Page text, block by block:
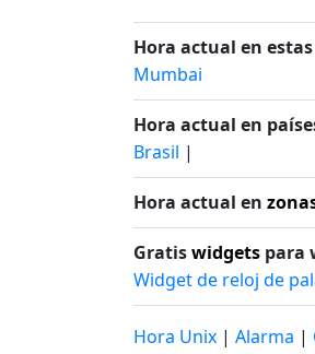
Hora actual en
Mumbai
Hora actual en
Brasil |
Hora actual en
Gratiswidgets para
Widget de reloj de
Hora Unix | Alarma |